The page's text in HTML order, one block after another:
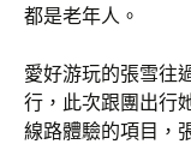
都是老年人。
愛好游玩的張雪往
行，此次跟團出行
線路體驗的項目，